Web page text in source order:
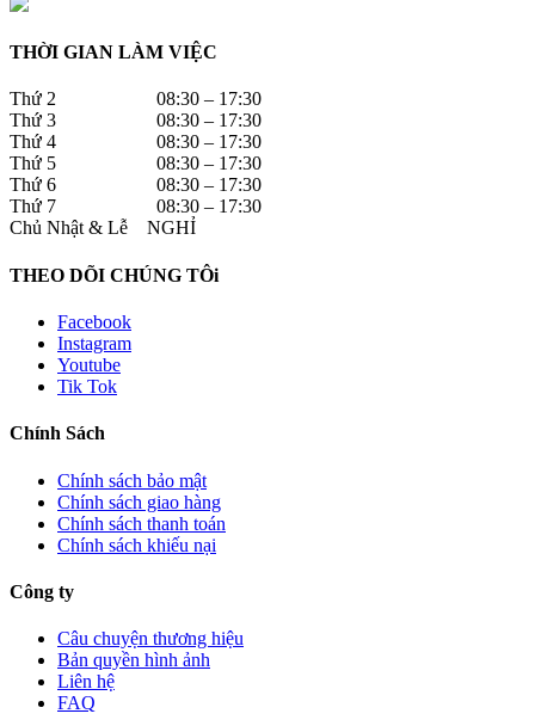
THỜI GIAN LÀM VIỆC
Thứ 2 08:30 – 17:30
Thứ 3 08:30 – 17:30
Thứ 4 08:30 – 17:30
Thứ 5 08:30 – 17:30
Thứ 6 08:30 – 17:30
Thứ 7 08:30 – 17:30
Chủ Nhật & Lễ NGHỈ
THEO DÕI CHÚNG TÔi
Facebook
Instagram
Youtube
Tik Tok
Chính Sách
Chính sách bảo mật
Chính sách giao hàng
Chính sách thanh toán
Chính sách khiếu nại
Công ty
Câu chuyện thương hiệu
Bản quyền hình ảnh
Liên hệ
FAQ